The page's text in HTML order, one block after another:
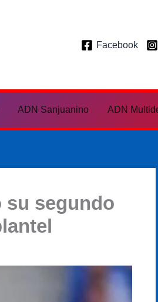
Facebook
ADN Sanjuanino ADN
su segundo